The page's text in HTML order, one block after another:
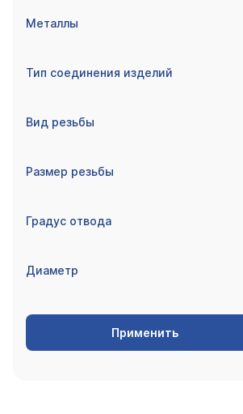
Металлы
Тип соединения изделий
Вид резьбы
Размер резьбы
Градус отвода
Диаметр
Применить